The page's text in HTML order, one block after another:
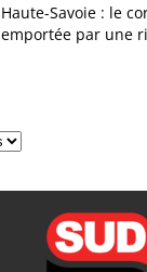
Haute-Savoie : le
emportée par une